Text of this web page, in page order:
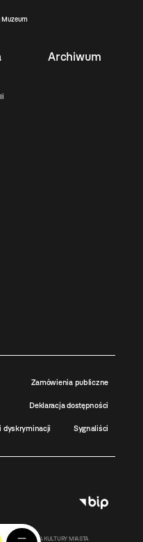
Muzeum
Archiwum
Zamówienia publiczne
Deklaracja dostępności
dyskryminacji Sygnaliści
– INSTYTUCJA KULTURY MIASTA